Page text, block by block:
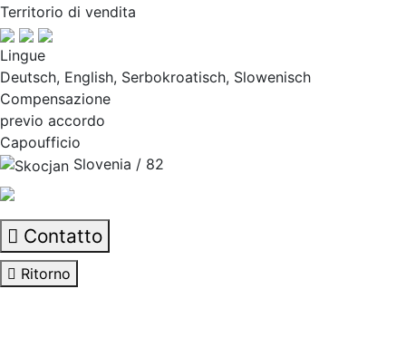
Territorio di vendita
Lingue
Deutsch, English, Serbokroatisch, Slowenisch
Compensazione
previo accordo
Capoufficio
Slovenia / 82
Contatto
Ritorno